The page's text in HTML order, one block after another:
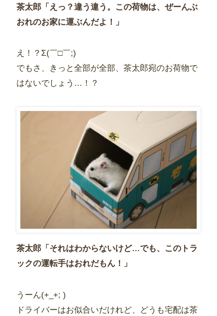
茶太郎「えっ？違う違う。この荷物は、ぜーんぶ
おれのお家に運ぶんだよ！」
え！？Σ(￣□￣;)
でもさ、きっと全部が全部、茶太郎宛のお荷物で
はないでしょう…！？
茶太郎「それはわからないけど…でも、このトラ
ックの運転手はおれだもん！」
うーん(+_+; )
ドライバーはお似合いだけれど、どうも宅配は茶